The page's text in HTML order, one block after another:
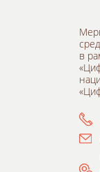
в